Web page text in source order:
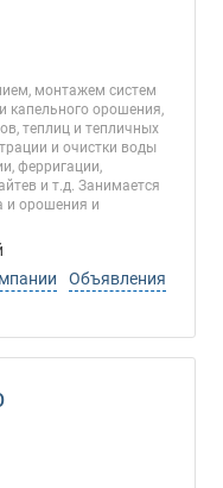
монтажем систем
капельного орошения,
теплиц и тепличных
и очистки воды
ферригации,
и т.д. Занимается
и орошения и
Объявления